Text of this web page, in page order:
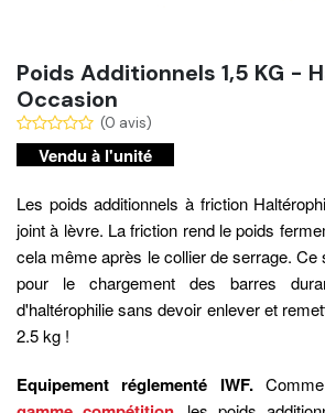
Poids Additionnels 1,5 KG -
Occasion
(0 avis)
Vendu à l'unité
Les poids additionnels à friction
joint à lèvre. La friction rend le poids
cela même après le collier de serrage.
pour le chargement des barres
d'haltérophilie sans devoir enlever et
2.5 kg !
Equipement réglementé IWF.Comme